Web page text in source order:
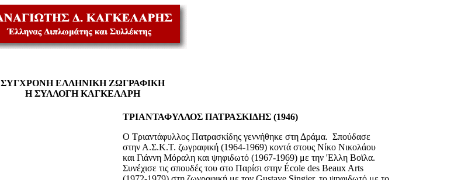
ΣΥΓΧΡΟΝΗ ΕΛΛΗΝΙΚΗ ΖΩΓΡΑΦΙΚΗ
Η ΣΥΛΛΟΓΗ ΚΑΓΚΕΛΑΡΗ
ΤΡΙΑΝΤΑΦΥΛΛΟΣ ΠΑΤΡΑΣΚΙΔΗΣ (1946)
Ο Τριαντάφυλλος Πατρασκίδης γεννήθηκε στη Δράμα. Σπούδασε
στην Α.Σ.Κ.Τ. ζωγραφική (1964-1969) κοντά στους Νίκο Νικολάου
και Γιάννη Μόραλη και ψηφιδωτό (1967-1969) με την 'Ελλη Βοϊλα.
Συνέχισε τις σπουδές του στο Παρίσι στην École des Beaux Arts